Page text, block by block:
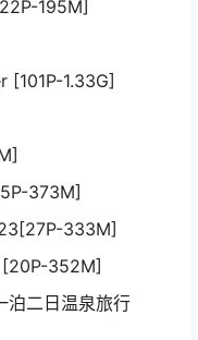
195M]
[101P-1.33G]
373M]
333M]
352M]
泊二日温泉旅行